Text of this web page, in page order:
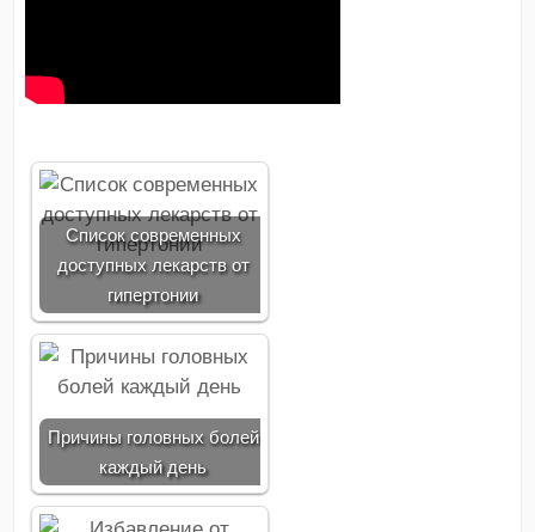
Список современных
доступных лекарств от
гипертонии
Причины головных болей
каждый день